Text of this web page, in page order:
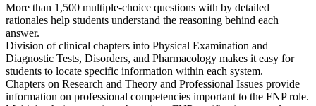
More than 1,500 multiple-choice questions with by detailed
rationales help students understand the reasoning behind each
answer.
Division of clinical chapters into Physical Examination and
Diagnostic Tests, Disorders, and Pharmacology makes it easy for
students to locate specific information within each system.
Chapters on Research and Theory and Professional Issues provide
information on professional competencies important to the FNP role.